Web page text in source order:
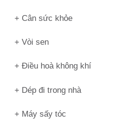
+ Cân sức khỏe
+ Vòi sen
+ Điều hoà không khí
+ Dép đi trong nhà
+ Máy sấy tóc